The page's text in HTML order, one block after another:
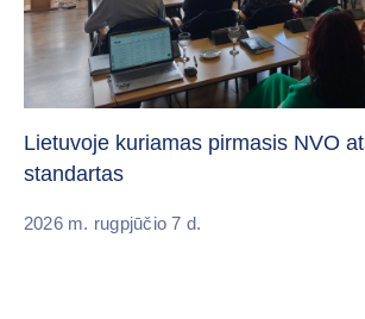
Lietuvoje kuriamas pirmasis NVO
standartas
2026 m. rugpjūčio 7 d.